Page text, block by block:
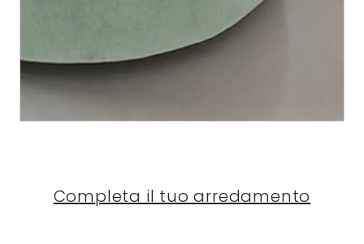
Completa il tuo arredamento